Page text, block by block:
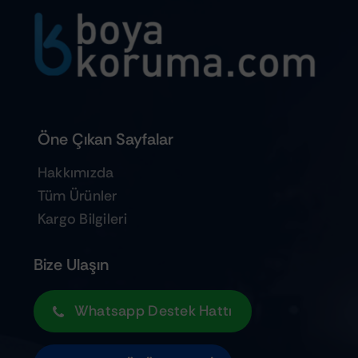
Öne Çıkan Sayfalar
Hakkımızda
Tüm Ürünler
Kargo Bilgileri
Bize Ulaşın
Whatsapp Destek Hattı